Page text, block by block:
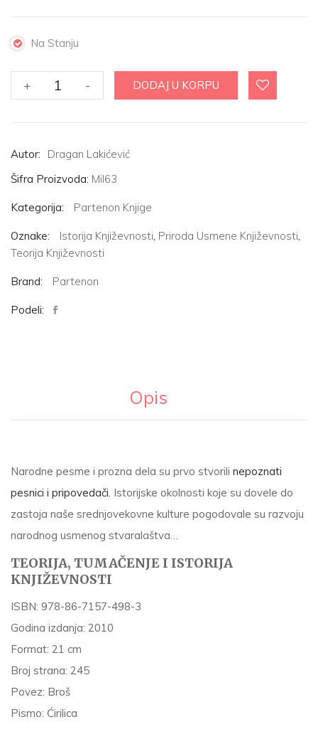
Na Stanju
+
Pepeljugina
papuča
- DODAJ U KORPU
Autor:
Dragan Lakićević
Šifra Proizvoda: Mil63
Kategorija: Partenon Knjige
Oznake: Istorija Književnosti, Priroda Usmene Književnosti,
Teorija Književnosti
Brand: Partenon
Podeli:
Opis
Narodne pesme i prozna dela su prvo stvorili nepoznati
pesnici i pripovedači. Istorijske okolnosti koje su dovele do
zastoja naše srednjovekovne kulture pogodovale su razvoju
narodnog usmenog stvaralaštva…
TEORIJA, TUMAČENJE I ISTORIJA
KNJIŽEVNOSTI
ISBN: 978-86-7157-498-3
Godina izdanja: 2010
Format: 21 cm
Broj strana: 245
Povez: Broš
Pismo: Ćirilica